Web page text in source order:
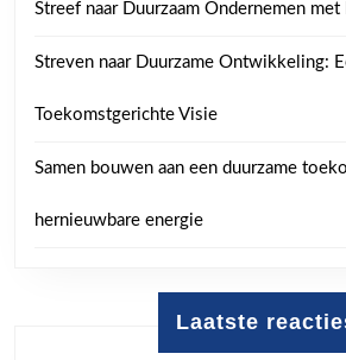
Streef naar Duurzaam Ondernemen
Streven naar Duurzame Ontwikkeling:
Toekomstgerichte Visie
Samen bouwen aan een duurzame
hernieuwbare energie
Laatste